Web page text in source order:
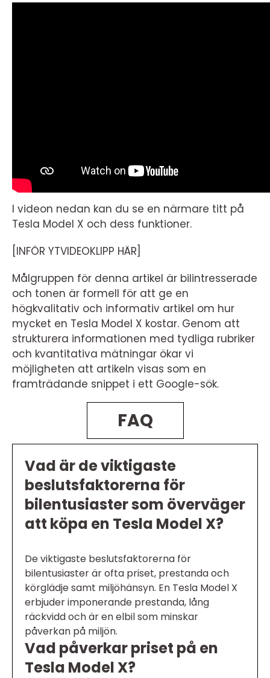
I videon nedan kan du se en närmare titt på
Tesla Model X och dess funktioner.
[INFÖR YTVIDEOKLIPP HÄR]
Målgruppen för denna artikel är bilintresserade
och tonen är formell för att ge en
högkvalitativ och informativ artikel om hur
mycket en Tesla Model X kostar. Genom att
strukturera informationen med tydliga rubriker
och kvantitativa mätningar ökar vi
möjligheten att artikeln visas som en
framträdande snippet i ett Google-sök.
FAQ
Vad är de viktigaste
beslutsfaktorerna för
bilentusiaster som överväger
att köpa en Tesla Model X?
De viktigaste beslutsfaktorerna för
bilentusiaster är ofta priset, prestanda och
körglädje samt miljöhänsyn. En Tesla Model X
erbjuder imponerande prestanda, lång
räckvidd och är en elbil som minskar
påverkan på miljön.
Vad påverkar priset på en
Tesla Model X?